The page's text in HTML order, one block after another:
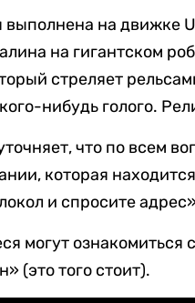
выполнена на движке
на гигантском
стреляет
нибудь голого.
уточняет, что по всем
которая
и спросите
могут ознакомиться
(это того стоит).